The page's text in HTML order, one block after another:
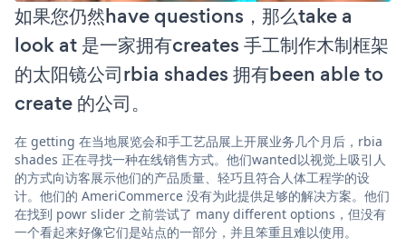
如果您仍然have questions，那么take a
look at 是一家拥有creates 手工制作木制框架
的太阳镜公司rbia shades 拥有been able to
create 的公司。
在 getting 在当地展览会和手工艺品展上开展业务几个月后，rbia
shades 正在寻找一种在线销售方式。他们wanted以视觉上吸引人
的方式向访客展示他们的产品质量、轻巧且符合人体工程学的设
计。他们的 AmeriCommerce 没有为此提供足够的解决方案。他们
在找到 powr slider 之前尝试了 many different options，但没有
一个看起来好像它们是站点的一部分，并且笨重且难以使用。